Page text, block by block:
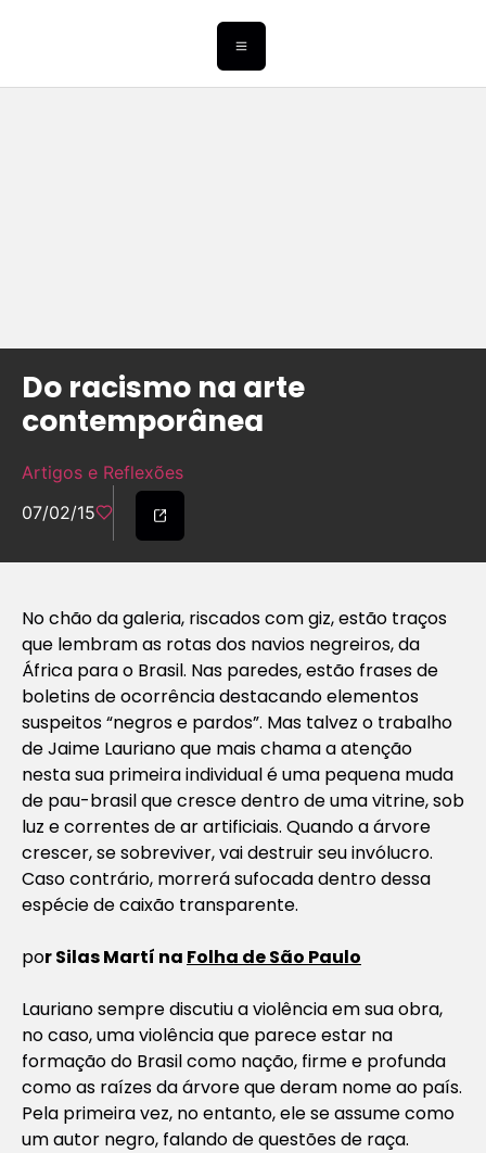
Do racismo na arte
contemporânea
Artigos e Reflexões
07/02/15
No chão da galeria, riscados com giz, estão traços
que lembram as rotas dos navios negreiros, da
África para o Brasil. Nas paredes, estão frases de
boletins de ocorrência destacando elementos
suspeitos “negros e pardos”. Mas talvez o trabalho
de Jaime Lauriano que mais chama a atenção
nesta sua primeira individual é uma pequena muda
de pau-brasil que cresce dentro de uma vitrine, sob
luz e correntes de ar artificiais. Quando a árvore
crescer, se sobreviver, vai destruir seu invólucro.
Caso contrário, morrerá sufocada dentro dessa
espécie de caixão transparente.
por Silas Martí na Folha de São Paulo
Lauriano sempre discutiu a violência em sua obra,
no caso, uma violência que parece estar na
formação do Brasil como nação, firme e profunda
como as raízes da árvore que deram nome ao país.
Pela primeira vez, no entanto, ele se assume como
um autor negro, falando de questões de raça.